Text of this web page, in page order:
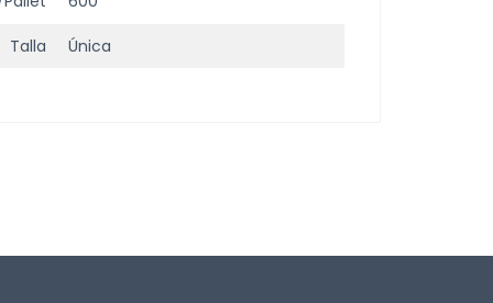
Talla Única